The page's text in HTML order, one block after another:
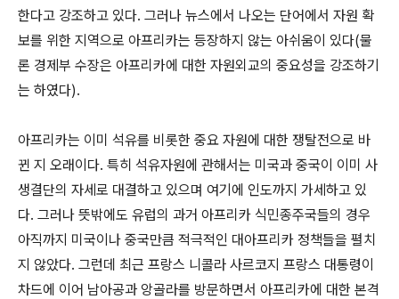
한다고 강조하고 있다. 그러나 뉴스에서 나오는 단어에서 자원 확
보를 위한 지역으로 아프리카는 등장하지 않는 아쉬움이 있다(물
론 경제부 수장은 아프리카에 대한 자원외교의 중요성을 강조하기
는 하였다).
아프리카는 이미 석유를 비롯한 중요 자원에 대한 쟁탈전으로 바
뀐 지 오래이다. 특히 석유자원에 관해서는 미국과 중국이 이미 사
생결단의 자세로 대결하고 있으며 여기에 인도까지 가세하고 있
다. 그러나 뜻밖에도 유럽의 과거 아프리카 식민종주국들의 경우
아직까지 미국이나 중국만큼 적극적인 대아프리카 정책들을 펼치
지 않았다. 그런데 최근 프랑스 니콜라 사르코지 프랑스 대통령이
차드에 이어 남아공과 앙골라를 방문하면서 아프리카에 대한 본격